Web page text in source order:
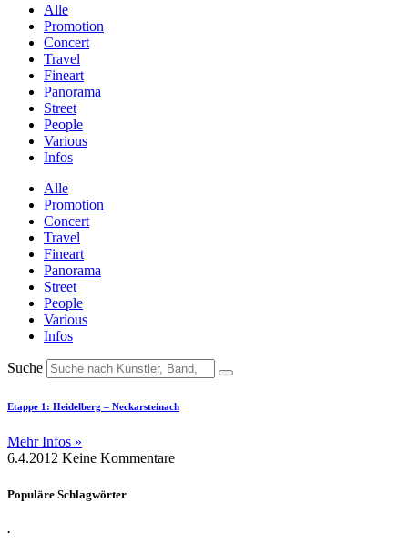
Alle
Promotion
Concert
Travel
Fineart
Panorama
Street
People
Various
Infos
Alle
Promotion
Concert
Travel
Fineart
Panorama
Street
People
Various
Infos
Suche
Etappe 1: Heidelberg – Neckarsteinach
Mehr Infos »
6.4.2012 Keine Kommentare
Populäre Schlagwörter
.